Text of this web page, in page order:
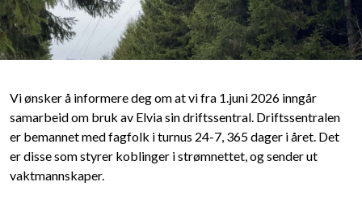
Vi ønsker å informere deg om at vi fra 1.juni 2026 inngår
samarbeid om bruk av Elvia sin driftssentral. Driftssentralen
er bemannet med fagfolk i turnus 24-7, 365 dager i året. Det
er disse som styrer koblinger i strømnettet, og sender ut
vaktmannskaper.